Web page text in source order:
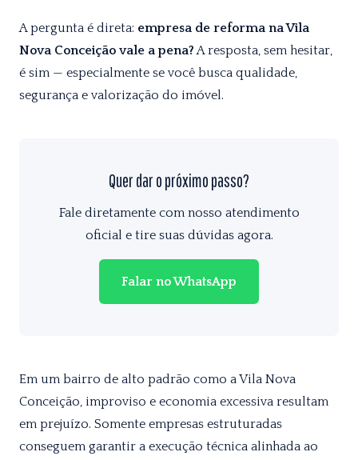
A pergunta é direta: empresa de reforma na Vila
Nova Conceição vale a pena?A resposta, sem hesitar,
é sim — especialmente se você busca qualidade,
segurança e valorização do imóvel.
Quer dar o próximo passo?
Fale diretamente com nosso atendimento
oficial e tire suas dúvidas agora.
Falar no WhatsApp
Em um bairro de alto padrão como a Vila Nova
Conceição, improviso e economia excessiva resultam
em prejuízo. Somente empresas estruturadas
conseguem garantir a execução técnica alinhada ao